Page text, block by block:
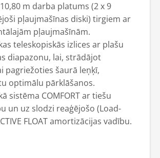
m darba platums (2 x 9
pļaujmašīnas diski) tirgiem ar
pļaujmašīnām.
teleskopiskās izlices ar plašu
diapazonu, lai, strādājot
pagriežoties šaurā leņķī,
optimālu pārklāšanos.
sistēma COMFORT ar tiešu
un uz slodzi reaģējošo (Load-
FLOAT amortizācijas vadību.